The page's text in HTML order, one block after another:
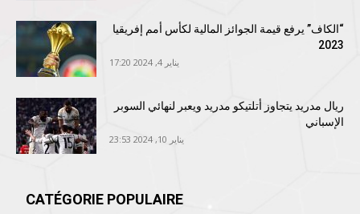
“الكاف” يرفع قيمة الجوائز المالية لكأس أمم إفريقيا
2023
يناير 4, 2024 17:20
ريال مدريد يتجاوز أتلتيكو مدريد ويعبر لنهائي السوبر
الإسباني
يناير 10, 2024 23:53
CATÉGORIE POPULAIRE